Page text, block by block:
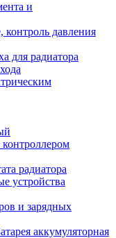
и
контроль давления
для радиатора
контроллером
радиатора
устройства
и зарядных
аккумуляторная